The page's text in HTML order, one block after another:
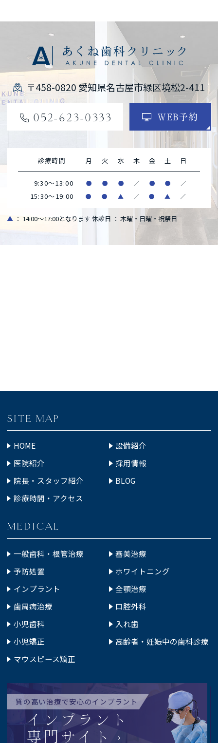
〒458-0820 愛知県名古屋市緑区境松2-411
052-623-0333 WEB予約
診療時間 月 火 水 木 金 土 日
9:30～13:00 ● ● ● ／ ● ● ／
15:30～19:00 ● ● ▲ ／ ● ▲ ／
▲ ： 14:00～17:00となります 休診日 ： 木曜・日曜・祝祭日
SITE MAP
HOME
医院紹介
院長・スタッフ紹介
診療時間・アクセス
設備紹介
採用情報
BLOG
MEDICAL
一般歯科・根管治療
予防処置
インプラント
歯周病治療
小児歯科
小児矯正
マウスピース矯正
審美治療
ホワイトニング
全顎治療
口腔外科
入れ歯
高齢者・妊娠中の歯科診療
質の高い治療で安心のインプラント
インプラント
専門サイト